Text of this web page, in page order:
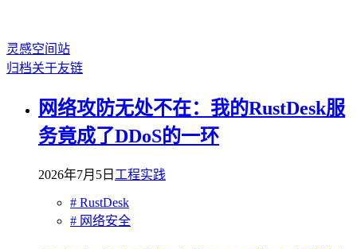
灵感空间站
归档关于友链
网络攻防无处不在：我的RustDesk服
务竟成了DDoS的一环
2026年7月5日 工程实践
# RustDesk
# 网络安全